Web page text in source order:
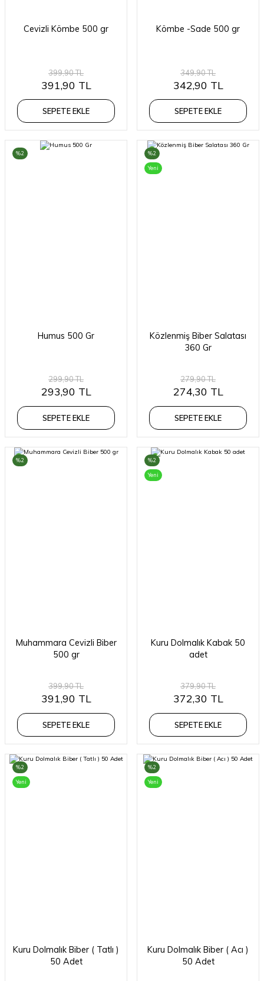
Cevizli Kömbe 500 gr
399,90 TL
391,90 TL
SEPETE EKLE
Kömbe -Sade 500 gr
349,90 TL
342,90 TL
SEPETE EKLE
%2
Humus 500 Gr
299,90 TL
293,90 TL
SEPETE EKLE
%2
Yeni
Közlenmiş Biber Salatası
360 Gr
279,90 TL
274,30 TL
SEPETE EKLE
%2
Muhammara Cevizli Biber
500 gr
399,90 TL
391,90 TL
SEPETE EKLE
%2
Yeni
Kuru Dolmalık Kabak 50
adet
379,90 TL
372,30 TL
SEPETE EKLE
%2
Yeni
Kuru Dolmalık Biber ( Tatlı )
50 Adet
%2
Yeni
Kuru Dolmalık Biber ( Acı )
50 Adet